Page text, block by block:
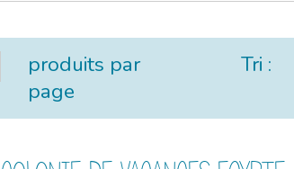
produits par
page
Tri :